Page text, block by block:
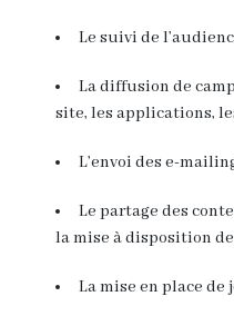
Le suivi de
La diffusion de
site, les applications,
L’envoi des e-
Le partage des
la mise à disposition
La mise en place de